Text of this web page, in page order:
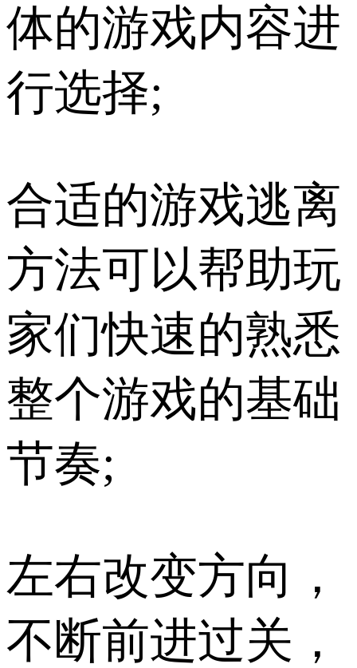
体的游戏内容进
行选择;
合适的游戏逃离
方法可以帮助玩
家们快速的熟悉
整个游戏的基础
节奏;
左右改变方向，
不断前进过关，